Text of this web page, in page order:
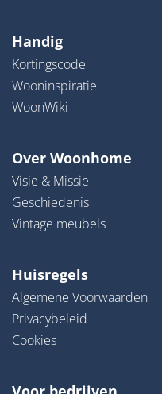
Handig
Kortingscode
Wooninspiratie
WoonWiki
Over Woonhome
Visie & Missie
Geschiedenis
Vintage meubels
Huisregels
Algemene Voorwaarden
Privacybeleid
Cookies